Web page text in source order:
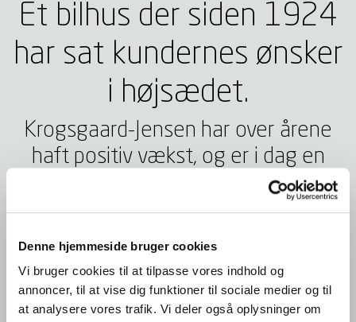
Denne hjemmeside bruger cookies
Vi bruger cookies til at tilpasse vores indhold og
annoncer, til at vise dig funktioner til sociale medier og til
at analysere vores trafik. Vi deler også oplysninger om
Et bilhus der siden 1924
har sat kundernes ønsker
i højsædet.
Krogsgaard-Jensen har over årene
haft positiv vækst, og er i dag en
topmoderne forretning
med 7 afdelinger i Storkøbenhavn.
Læs mere om vores historie